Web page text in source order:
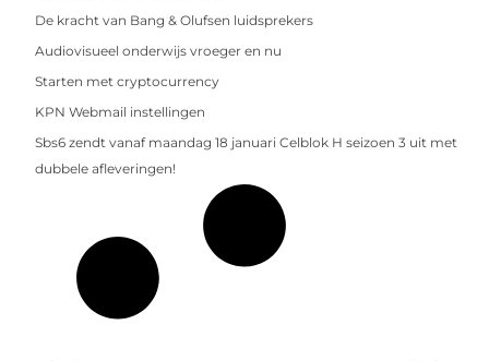
De kracht van Bang & Olufsen luidsprekers
Audiovisueel onderwijs vroeger en nu
Starten met cryptocurrency
KPN Webmail instellingen
Sbs6 zendt vanaf maandag 18 januari Celblok H seizoen 3 uit met
dubbele afleveringen!